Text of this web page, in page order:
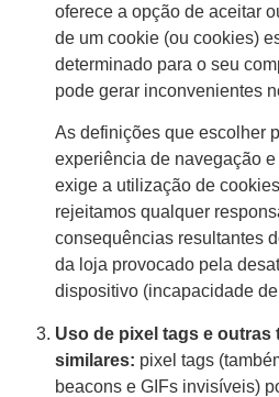
oferece a opção de aceitar
de um cookie (ou cookies)
determinado para o seu
pode gerar inconvenientes
As definições que escolher
experiência de navegação
exige a utilização de
rejeitamos qualquer
consequências resultantes
da loja provocado pela
dispositivo (incapacidade
Uso de pixel tags e outras
similares: pixel tags
beacons e GIFs invisíveis)